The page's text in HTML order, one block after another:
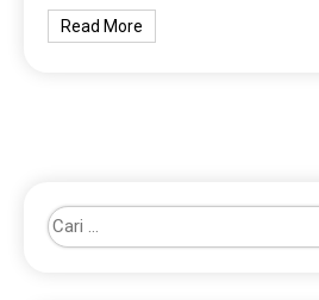
Read More